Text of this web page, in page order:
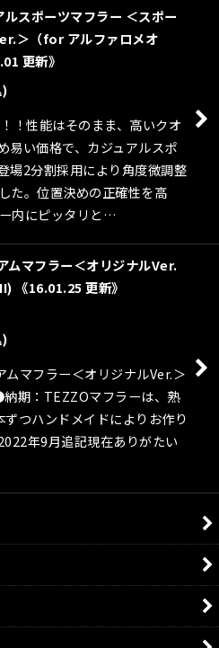
スポーツマフラー ＜スポー
＞（for アルファロメオ
更新》
！性能はそのまま、高いクオ
易い価格で、カジュアルスポ
場2分割採用により角度微調整
た。位置決めの正確性を高
内にピッタリと…
ムマフラー＜オリジナルVer.
《16.01.25 更新》
ムマフラー＜オリジナルVer.＞
期：TEZZOマフラーは、熟
つハンドメイドによりお作り
年9月追記現在ありがたい